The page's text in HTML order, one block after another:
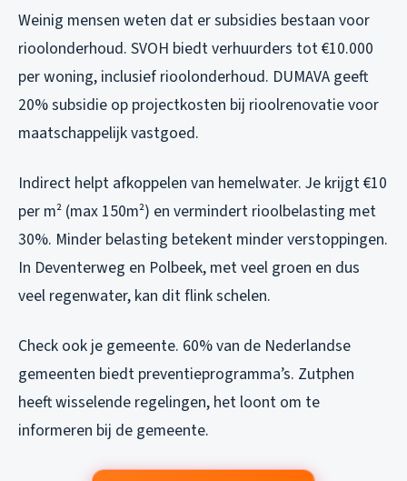
Weinig mensen weten dat er subsidies bestaan voor
rioolonderhoud. SVOH biedt verhuurders tot €10.000
per woning, inclusief rioolonderhoud. DUMAVA geeft
20% subsidie op projectkosten bij rioolrenovatie voor
maatschappelijk vastgoed.
Indirect helpt afkoppelen van hemelwater. Je krijgt €10
per m² (max 150m²) en vermindert rioolbelasting met
30%. Minder belasting betekent minder verstoppingen.
In Deventerweg en Polbeek, met veel groen en dus
veel regenwater, kan dit flink schelen.
Check ook je gemeente. 60% van de Nederlandse
gemeenten biedt preventieprogramma’s. Zutphen
heeft wisselende regelingen, het loont om te
informeren bij de gemeente.